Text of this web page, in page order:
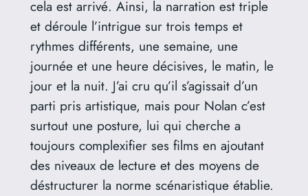
cela est arrivé. Ainsi, la narration est triple
et déroule l’intrigue sur trois temps et
rythmes différents, une semaine, une
journée et une heure décisives, le matin, le
jour et la nuit. J’ai cru qu’il s’agissait d’un
parti pris artistique, mais pour Nolan c’est
surtout une posture, lui qui cherche a
toujours complexifier ses films en ajoutant
des niveaux de lecture et des moyens de
déstructurer la norme scénaristique établie.